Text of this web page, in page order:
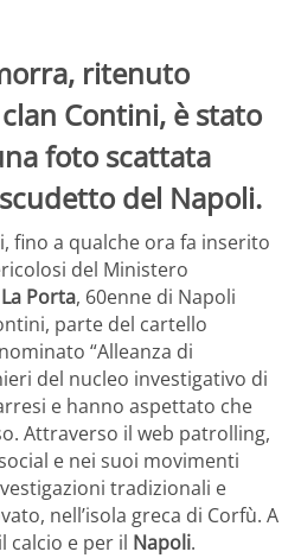
ritenuto
Contini, è stato
foto scattata
del Napoli.
fino a qualche ora fa inserito
del Ministero
Porta, 60enne di Napoli
parte del cartello
“Alleanza di
del nucleo investigativo di
e hanno aspettato che
Attraverso il web patrolling,
e nei suoi movimenti
tradizionali e
nell’isola greca di Corfù. A
calcio e per il Napoli.